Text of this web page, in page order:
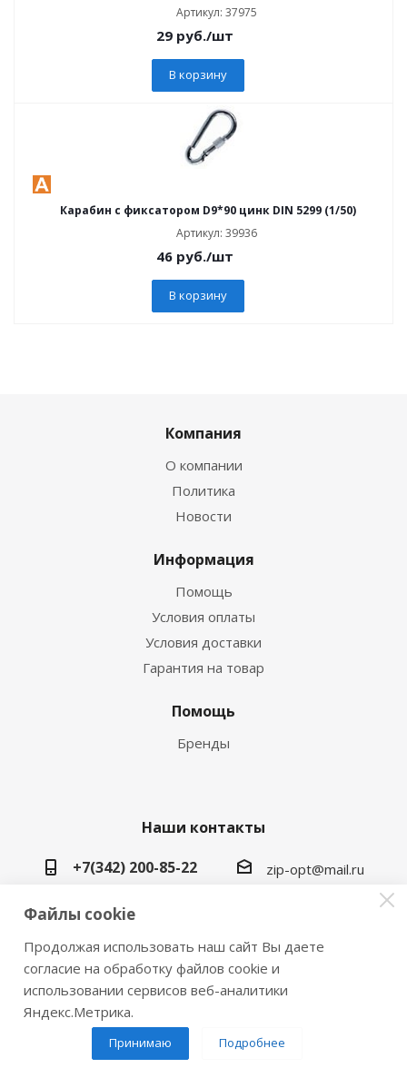
Артикул: 37975
29руб./шт
В корзину
Карабин с фиксатором D9*90 цинк DIN 5299 (1/50)
Артикул: 39936
46руб./шт
В корзину
Компания
О компании
Политика
Новости
Информация
Помощь
Условия оплаты
Условия доставки
Гарантия на товар
Помощь
Бренды
Наши контакты
+7(342) 200-85-22
zip-opt@mail.ru
г. Пермь, ул. Васильева, 5в
2026 © Замки инструмент плюс
Файлы cookie
Продолжая использовать наш сайт Вы даете
согласие на обработку файлов cookie и
использовании сервисов веб-аналитики
Яндекс.Метрика.
Принимаю Подробнее